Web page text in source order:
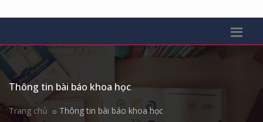
Thông tin bài báo khoa học
Trang chủ Thông tin bài báo khoa học